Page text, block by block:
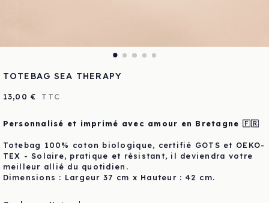
TOTEBAG SEA THERAPY
13,00 € TTC
Personnalisé et imprimé avec amour en Bretagne 🇫🇷
Totebag 100% coton biologique, certifié GOTS et OEKO-
TEX - Solaire, pratique et résistant, il deviendra votre
meilleur allié du quotidien.
Dimensions : Largeur 37 cm x Hauteur : 42 cm.